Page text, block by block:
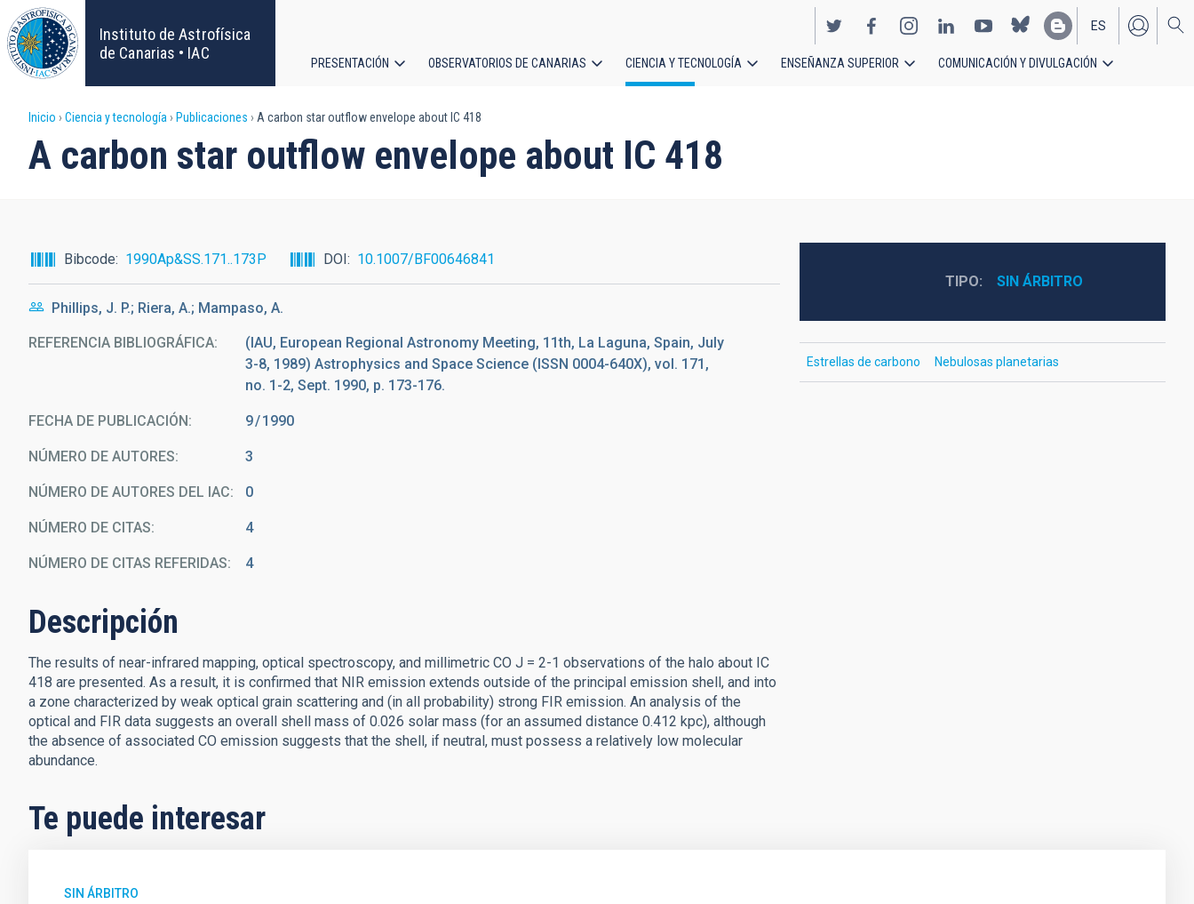
Pasar
al
contenido
principal
Instituto de Astrofísica
de Canarias • IAC
EN
ES
principal
PRESENTACIÓN OBSERVATORIOS DE CANARIAS CIENCIA Y TECNOLOGÍA ENSEÑANZA SUPERIOR COMUNICACIÓN Y DIVULGACIÓN
Sobrescribir
enlaces
ayuda
a
la
Inicio Ciencia y tecnología Publicaciones A carbon star outflow envelope about IC 418
A carbon star outflow envelope about IC 418
Bibcode 1990Ap&SS.171..173P DOI 10.1007/BF00646841
Phillips, J. P.; Riera, A.; Mampaso, A.
REFERENCIA BIBLIOGRÁFICA
(IAU, European Regional Astronomy Meeting, 11th, La Laguna, Spain, July
3-8, 1989) Astrophysics and Space Science (ISSN 0004-640X), vol. 171,
no. 1-2, Sept. 1990, p. 173-176.
FECHA DE PUBLICACIÓN: 9 1990
NÚMERO DE AUTORES 3
NÚMERO DE AUTORES DEL IAC 0
NÚMERO DE CITAS 4
NÚMERO DE CITAS REFERIDAS 4
Descripción
The results of near-infrared mapping, optical spectroscopy, and millimetric CO J = 2-1 observations of the halo about IC
418 are presented. As a result, it is confirmed that NIR emission extends outside of the principal emission shell, and into
a zone characterized by weak optical grain scattering and (in all probability) strong FIR emission. An analysis of the
optical and FIR data suggests an overall shell mass of 0.026 solar mass (for an assumed distance 0.412 kpc), although
the absence of associated CO emission suggests that the shell, if neutral, must possess a relatively low molecular
abundance.
TIPO SIN ÁRBITRO
Estrellas de carbono Nebulosas planetarias
Te puede interesar
SIN ÁRBITRO